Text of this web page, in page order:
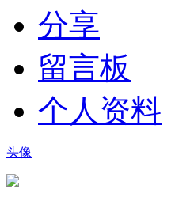
分享
留言板
个人资料
头像